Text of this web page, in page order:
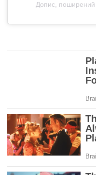
Допис,